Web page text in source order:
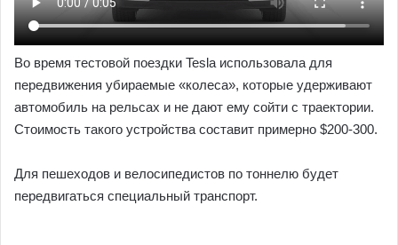
Во время тестовой поездки Tesla использовала для
передвижения убираемые «колеса», которые удерживают
автомобиль на рельсах и не дают ему сойти с траектории.
Стоимость такого устройства составит примерно $200-300.
Для пешеходов и велосипедистов по тоннелю будет
передвигаться специальный транспорт.